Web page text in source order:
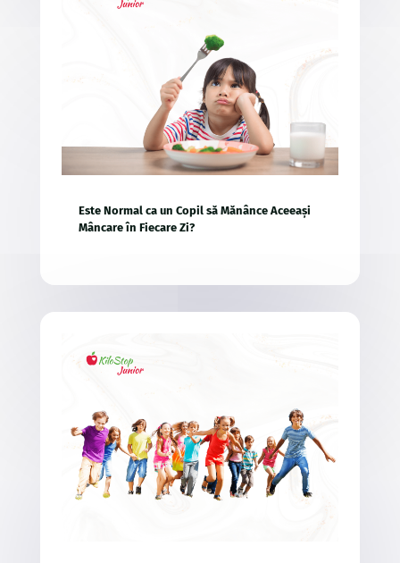
Este Normal ca un Copil să Mănânce Aceeași
Mâncare în Fiecare Zi?